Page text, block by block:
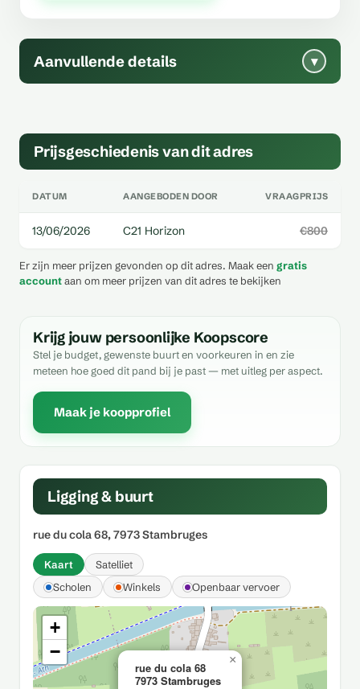
Aanvullende details ▾
Prijsgeschiedenis van dit adres
DATUM AANGEBODEN DOOR VRAAGPRIJS
13/06/2026 C21 Horizon €800
Er zijn meer prijzen gevonden op dit adres. Maak een gratis
accountaan om meer prijzen van dit adres te bekijken
Krijg jouw persoonlijke Koopscore
Stel je budget, gewenste buurt en voorkeuren in en zie
meteen hoe goed dit pand bij je past — met uitleg per aspect.
Maak je koopprofiel
Ligging & buurt
rue du cola 68, 7973 Stambruges
Kaart
Satelliet
Scholen
Winkels Openbaar vervoer
rue du cola 68
7973 Stambruges
×
+
−